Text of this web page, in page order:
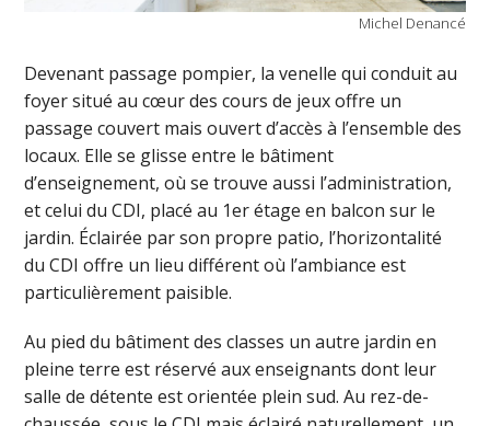
Michel Denancé
Devenant passage pompier, la venelle qui conduit au
foyer situé au cœur des cours de jeux offre un
passage couvert mais ouvert d’accès à l’ensemble des
locaux. Elle se glisse entre le bâtiment
d’enseignement, où se trouve aussi l’administration,
et celui du CDI, placé au 1er étage en balcon sur le
jardin. Éclairée par son propre patio, l’horizontalité
du CDI offre un lieu différent où l’ambiance est
particulièrement paisible.
Au pied du bâtiment des classes un autre jardin en
pleine terre est réservé aux enseignants dont leur
salle de détente est orientée plein sud. Au rez-de-